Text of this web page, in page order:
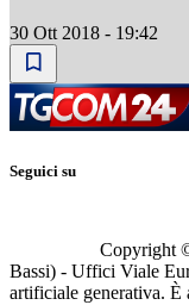
30 Ott 2018 - 19:42
Seguici su
Copyright
Bassi) - Uffici Viale
artificiale generativa. È